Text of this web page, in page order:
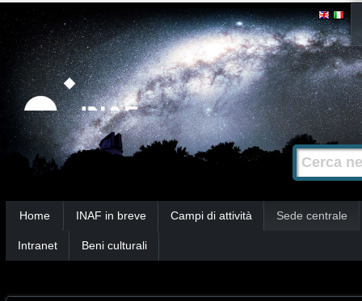
Strumenti
personali
Salta
contenuti.
|
Salta
alla
navigazione
Cerca nel
Ricerca
avanzata…
Home INAF in breve Campi di attività Sede centrale
Intranet Beni culturali